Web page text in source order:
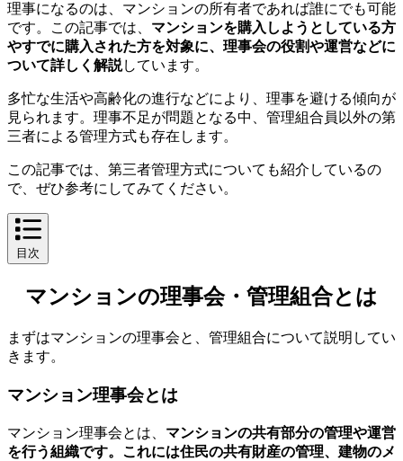
理事になるのは、マンションの所有者であれば誰にでも可能
です。この記事では、 マンションを購入しようとしている方
やすでに購入された方を対象に、理事会の役割や運営などに
ついて詳しく解説しています。
多忙な生活や高齢化の進行などにより、理事を避ける傾向が
見られます。理事不足が問題となる中、管理組合員以外の第
三者による管理方式も存在します。
この記事では、第三者管理方式についても紹介しているの
で、ぜひ参考にしてみてください。
目次
マンションの理事会・管理組合とは
マンションの理事会・管理組合とは
まずはマンションの理事会と、管理組合について説明してい
きます。
マンション理事会とは
マンション理事会とは、 マンションの共有部分の管理や運営
を行う組織です。これには住民の共有財産の管理、建物のメ